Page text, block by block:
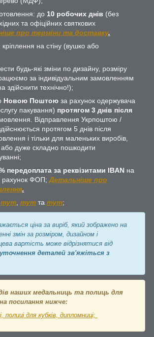
до 10 робочих днів (без
та офіційних святкових
про терміни та доставку.
кріплення на стіну (вушко або
будь-які зміни по дизайну, розміру
за індивідуальним замовленням
технічно!);
Новою Поштою за рахунок одержувача
пакування) протягом 3 днів після
Відправлення Укрпоштою /
протягом 5 днів після
і тільки для маленьких виробів,
дуже складно пошкодити
передоплата за реквізитами IBAN на
рахунок ФОП; Детальніше про
.
тут тут та тут;
ціна за виріб, який зображено на
змін за розміром, дизайном і
вартість може відрізнятися від
деталей зв'яжіться з
наших медальниць та полиць для
посилання нижче:
полиці для кубків, дипломниці;